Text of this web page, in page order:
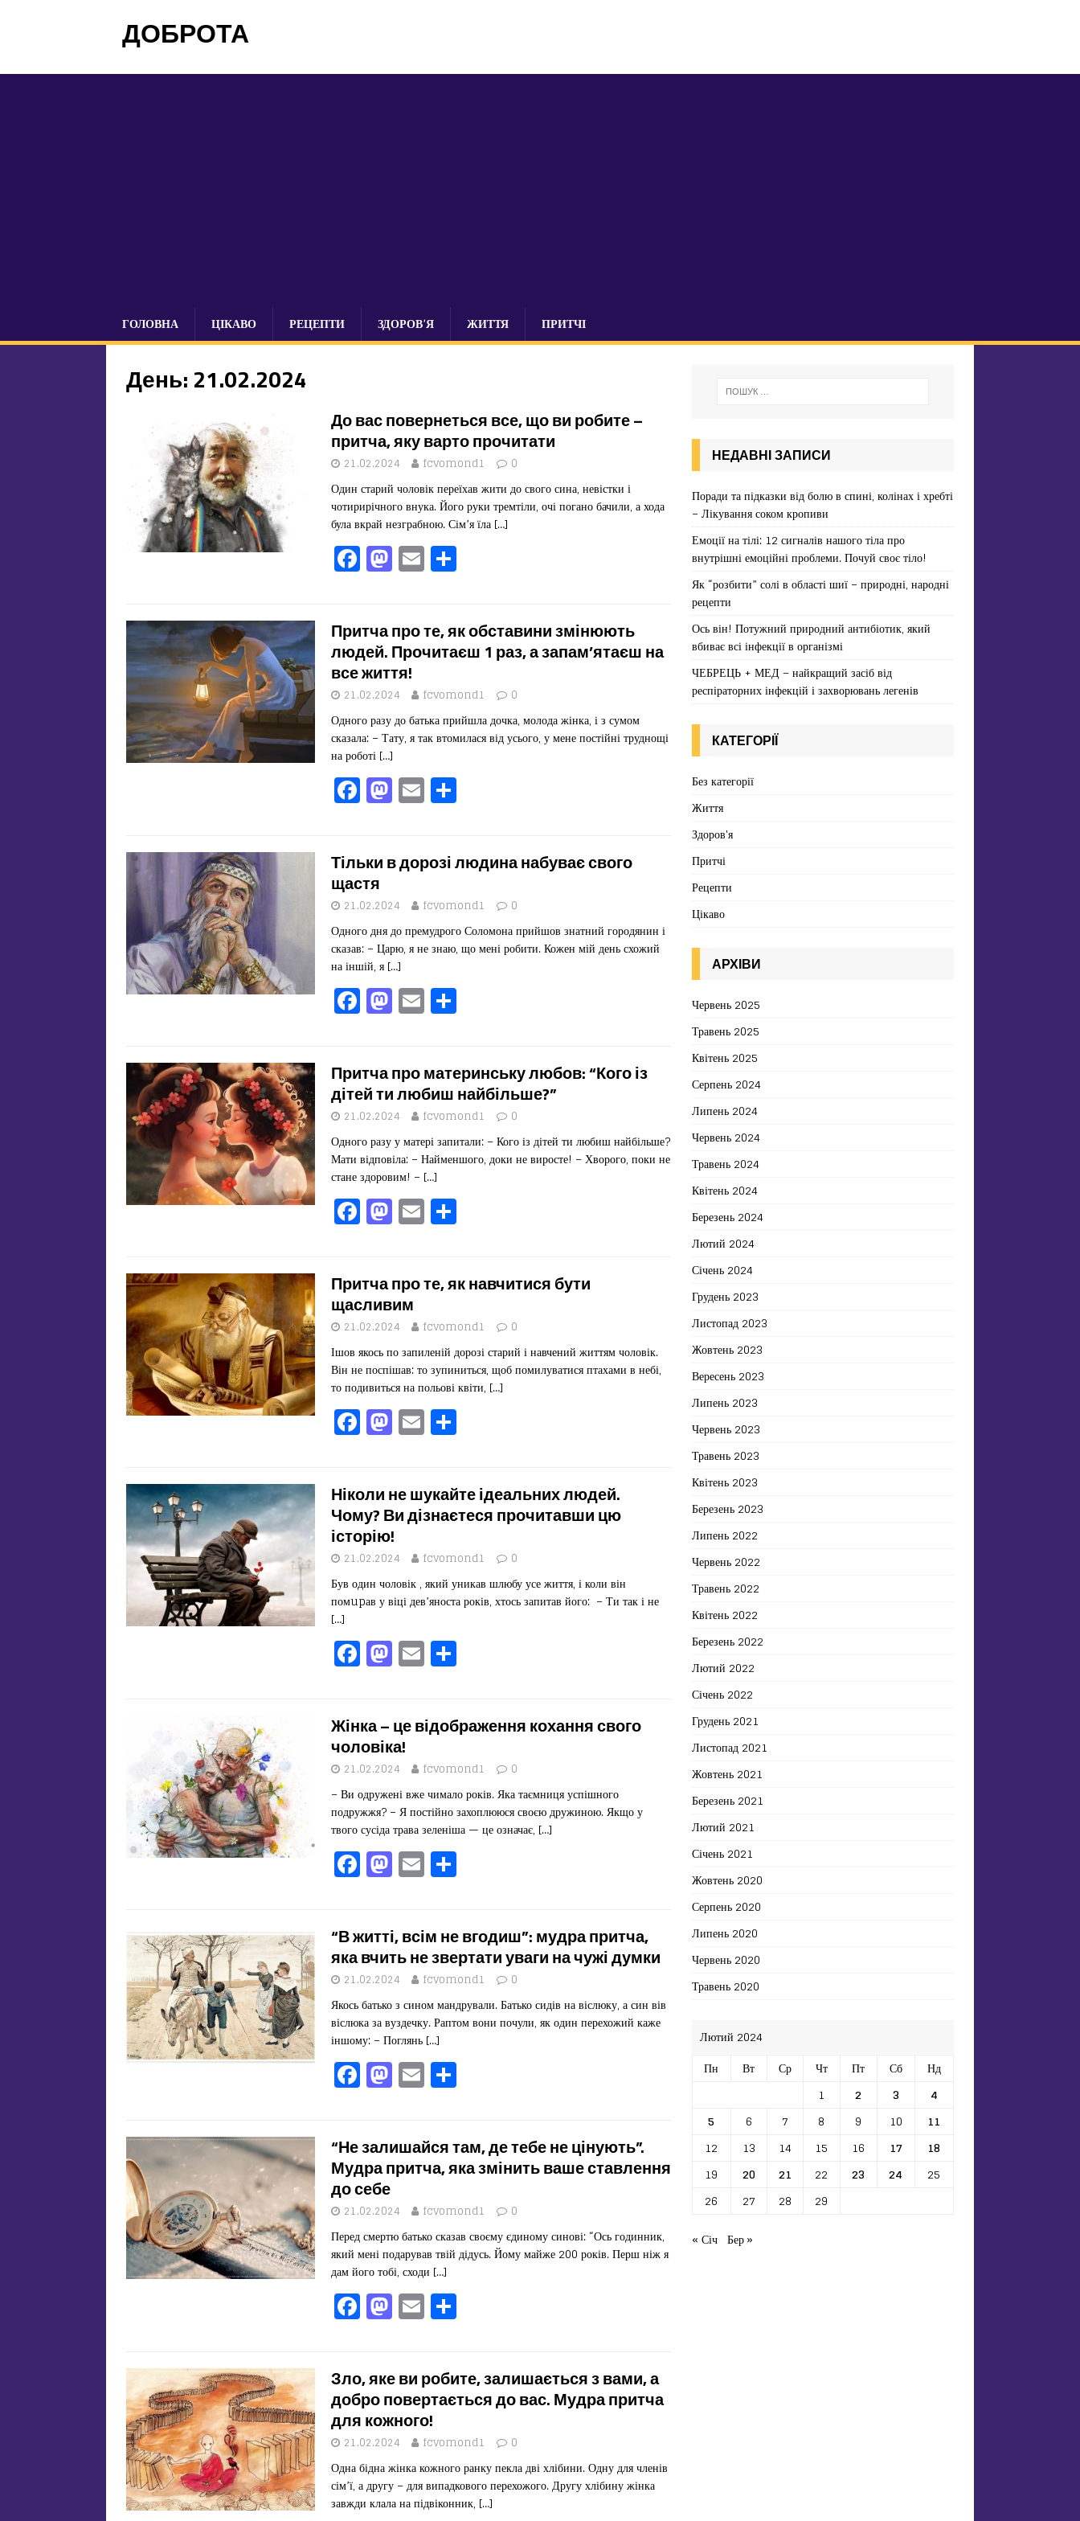
ДОБРОТА
ГОЛОВНА ЦІКАВО РЕЦЕПТИ ЗДОРОВ’Я ЖИТТЯ ПРИТЧІ
День: 21.02.2024
До вас повернеться все, що ви робите –
притча, яку варто прочитати
21.02.2024 fcvomond1 0
Один старий чоловік переїхав жити до свого сина, невістки і
чотирирічного внука. Його руки тремтіли, очі погано бачили, а хода
була вкрай незграбною. Сім’я їла […]
F
a
e
b
o
o
k
M
a
o
d
o
n
E
m
l ит
ис
я
Притча про те, як обставини змінюють
людей. Прочитаєш 1 раз, а запам’ятаєш на
все життя!
21.02.2024 fcvomond1 0
Одного разу до батька прийшла дочка, молода жінка, і з сумом
сказала: – Тату, я так втомилася від усього, у мене постійні труднощі
на роботі […]
F
a
e
b
o
o
k
M
a
o
d
o
n
E
m
l ит
ис
я
Тільки в дорозі людина набуває свого
щастя
21.02.2024 fcvomond1 0
Одного дня до премудрого Соломона прийшов знатний городянин і
сказав: – Царю, я не знаю, що мені робити. Кожен мій день схожий
на іншій, я […]
F
a
e
b
o
o
k
M
a
o
d
o
n
E
m
l ит
ис
я
Притча про материнську любов: “Кого із
дітей ти любиш найбільше?”
21.02.2024 fcvomond1 0
Одного разу у матері запитали: – Кого із дітей ти любиш найбільше?
Мати відповіла: – Найменшого, доки не виросте! – Хворого, поки не
стане здоровим! – […]
F
a
e
b
o
o
k
M
a
o
d
o
n
E
m
l ит
ис
я
Притча про те, як навчитися бути
щасливим
21.02.2024 fcvomond1 0
Ішов якось по запиленій дорозі старий і навчений життям чоловік.
Він не поспішав: то зупиниться, щоб помилуватися птахами в небі,
то подивиться на польові квіти, […]
F
a
e
b
o
o
k
M
a
o
d
o
n
E
m
l ит
ис
я
Ніколи не шукайте ідеальних людей.
Чому? Ви дізнаєтеся прочитавши цю
історію!
21.02.2024 fcvomond1 0
Був один чоловік , який уникав шлюбу усе життя, і коли він
помupав у віці дев’яноста років, хтось запитав його: – Ти так і не
[…]
F
a
e
b
o
o
k
M
a
o
d
o
n
E
m
l ит
ис
я
Жінка – це відображення кохання свого
чоловіка!
21.02.2024 fcvomond1 0
– Ви одружені вже чимало років. Яка таємниця успішного
подружжя? – Я постійно захоплююся своєю дружиною. Якщо у
твого сусіда трава зеленіша — це означає, […]
F
a
e
b
o
o
k
M
a
o
d
o
n
E
m
l ит
ис
я
“В житті, всім не вгодиш”: мудра притча,
яка вчить не звертати уваги на чужі думки
21.02.2024 fcvomond1 0
Якось батько з сином мандрували. Батько сидів на віслюку, а син вів
віслюка за вуздечку. Раптом вони почули, як один перехожий каже
іншому: – Поглянь […]
F
a
e
b
o
o
k
M
a
o
d
o
n
E
m
l ит
ис
я
“Не залишайся там, де тебе не цінують”.
Мудра притча, яка змінить ваше ставлення
до себе
21.02.2024 fcvomond1 0
Перед смертю батько сказав своєму єдиному синові: “Ось годинник,
який мені подарував твій дідусь. Йому майже 200 років. Перш ніж я
дам його тобі, сходи […]
F
a
e
b
o
o
k
M
a
o
d
o
n
E
m
l ит
ис
я
Зло, яке ви робите, залишається з вами, а
добро повертається до вас. Мудра притча
для кожного!
21.02.2024 fcvomond1 0
Одна бідна жінка кожного ранку пекла дві хлібини. Одну для членів
сім’ї, а другу – для випадкового перехожого. Другу хлібину жінка
завжди клала на підвіконник, […]
НЕДАВНІ ЗАПИСИ
Поради та підказки від болю в спині, колінах і хребті
– Лікування соком кропиви
Емоції на тілі: 12 сигналів нашого тіла про
внутрішні емоційні проблеми. Почуй своє тіло!
Як “розбити” солі в області шиї – природні, народні
рецепти
Ось він! Потужний природний антибіотик, який
вбиває всі інфекції в організмі
ЧЕБРЕЦЬ + МЕД – найкращий засіб від
респіраторних інфекцій і захворювань легенів
КАТЕГОРІЇ
Без категорії
Життя
Здоров'я
Притчі
Рецепти
Цікаво
АРХІВИ
Червень 2025
Травень 2025
Квітень 2025
Серпень 2024
Липень 2024
Червень 2024
Травень 2024
Квітень 2024
Березень 2024
Лютий 2024
Січень 2024
Грудень 2023
Листопад 2023
Жовтень 2023
Вересень 2023
Липень 2023
Червень 2023
Травень 2023
Квітень 2023
Березень 2023
Липень 2022
Червень 2022
Травень 2022
Квітень 2022
Березень 2022
Лютий 2022
Січень 2022
Грудень 2021
Листопад 2021
Жовтень 2021
Березень 2021
Лютий 2021
Січень 2021
Жовтень 2020
Серпень 2020
Липень 2020
Червень 2020
Травень 2020
Лютий 2024
Пн
Вт Ср Чт Пт Сб
Нд
1
2 3
4
5
6 7 8 9 10
11
12
13 14 15 16 17
18
19
20 21 22 23 24
25
26
27 28
29
« Січ Бер »